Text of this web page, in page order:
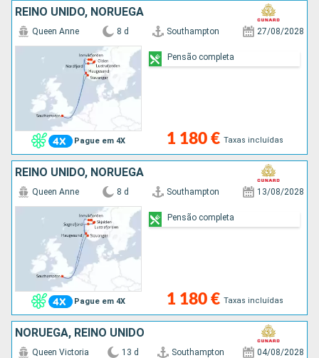
REINO UNIDO, NORUEGA
Pague em 4X
Queen Anne 8 d Southampton 27/08/2028
1 180 € Taxas incluídas
Pensão completa
REINO UNIDO, NORUEGA
Pague em 4X
Queen Anne 8 d Southampton 13/08/2028
1 180 € Taxas incluídas
Pensão completa
NORUEGA, REINO UNIDO
Queen Victoria 13 d Southampton 04/08/2028